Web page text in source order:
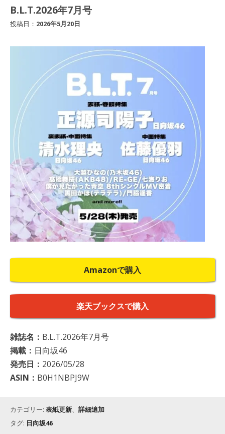
B.L.T.2026年7月号
投稿日： 2026年5月20日
Amazonで購入
楽天ブックスで購入
雑誌名： B.L.T.2026年7月号
掲載： 日向坂46
発売日： 2026/05/28
ASIN： B0H1NBPJ9W
カテゴリー: 表紙更新
詳細追加
タグ: 日向坂46